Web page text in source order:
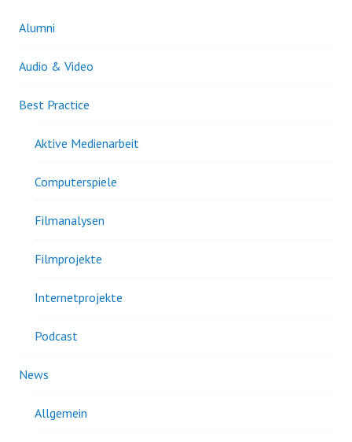
Alumni
Audio & Video
Best Practice
Aktive Medienarbeit
Computerspiele
Filmanalysen
Filmprojekte
Internetprojekte
Podcast
News
Allgemein